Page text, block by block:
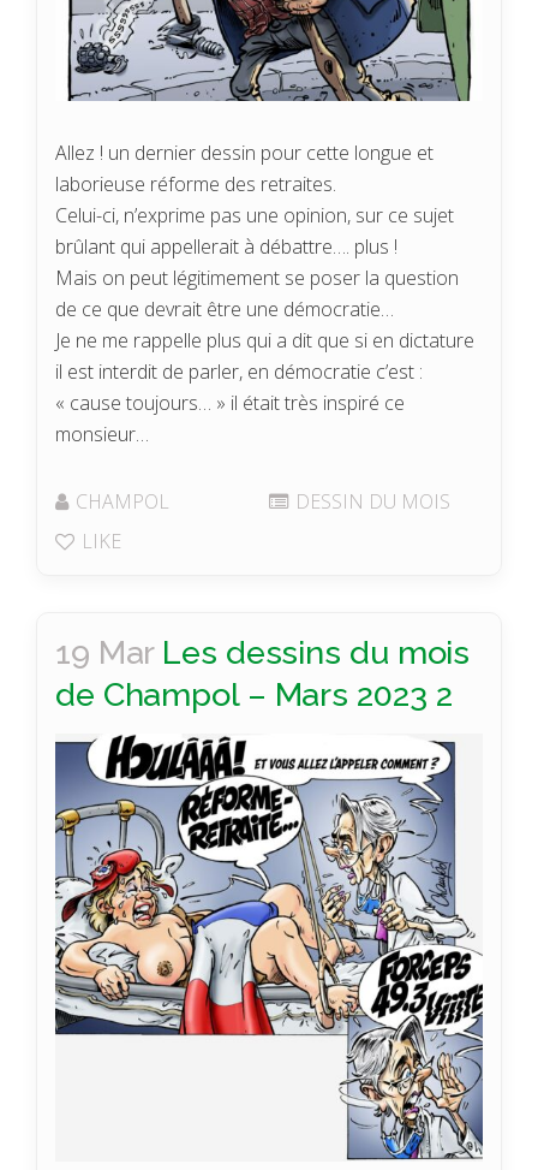
Allez ! un dernier dessin pour cette longue et
laborieuse réforme des retraites.
Celui-ci, n’exprime pas une opinion, sur ce sujet
brûlant qui appellerait à débattre…. plus !
Mais on peut légitimement se poser la question
de ce que devrait être une démocratie…
Je ne me rappelle plus qui a dit que si en dictature
il est interdit de parler, en démocratie c’est :
« cause toujours… » il était très inspiré ce
monsieur…
CHAMPOL
DESSIN DU MOIS
LIKE
19 MarLes dessins du mois
de Champol – Mars 2023 2